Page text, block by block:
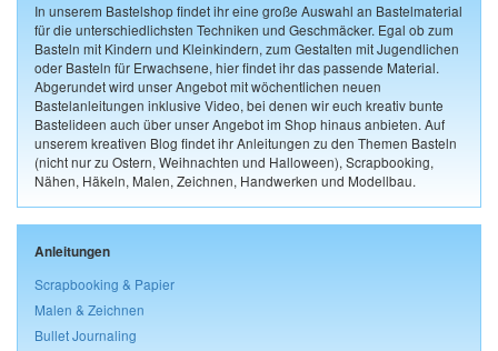
In unserem Bastelshop findet ihr eine große Auswahl an Bastelmaterial
für die unterschiedlichsten Techniken und Geschmäcker. Egal ob zum
Basteln mit Kindern und Kleinkindern, zum Gestalten mit Jugendlichen
oder Basteln für Erwachsene, hier findet ihr das passende Material.
Abgerundet wird unser Angebot mit wöchentlichen neuen
Bastelanleitungen inklusive Video, bei denen wir euch kreativ bunte
Bastelideen auch über unser Angebot im Shop hinaus anbieten. Auf
unserem kreativen Blog findet ihr Anleitungen zu den Themen Basteln
(nicht nur zu Ostern, Weihnachten und Halloween), Scrapbooking,
Nähen, Häkeln, Malen, Zeichnen, Handwerken und Modellbau.
Anleitungen
Scrapbooking & Papier
Malen & Zeichnen
Bullet Journaling